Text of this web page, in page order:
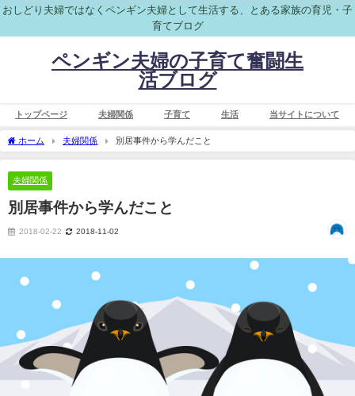
おしどり夫婦ではなくペンギン夫婦として生活する、とある家族の育児・子
育てブログ
ペンギン夫婦の子育て奮闘生
活ブログ
トップページ 夫婦関係 子育て 生活 当サイトについて
ホーム 夫婦関係 別居事件から学んだこと
夫婦関係
別居事件から学んだこと
2018-02-22 2018-11-02